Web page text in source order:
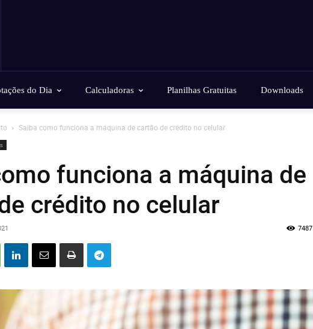
do Dia Calculadoras Planilhas Gratuitas Downloads
Saiba como funciona a máquina de cartão de crédito no celular
funciona a máquina de
crédito no celular
7487